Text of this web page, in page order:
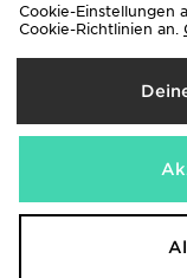
Wir
Cookie-Einstellungen
Cookie-Richtlinien an.